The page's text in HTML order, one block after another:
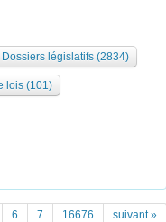
Dossiers législatifs (2834)
lois (101)
6 7 16676 suivant »